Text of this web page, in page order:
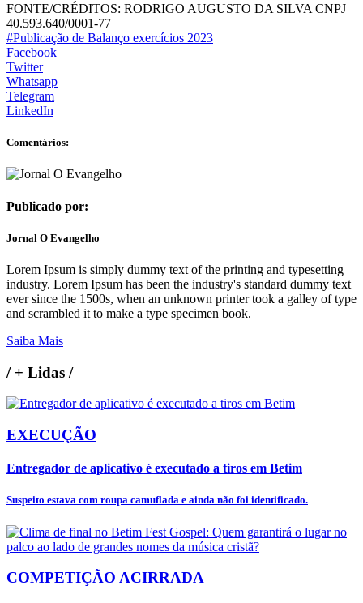
FONTE/CRÉDITOS: RODRIGO AUGUSTO DA SILVA CNPJ
40.593.640/0001-77
#Publicação de Balanço exercícios 2023
Facebook
Twitter
Whatsapp
Telegram
LinkedIn
Comentários:
Publicado por:
Jornal O Evangelho
Lorem Ipsum is simply dummy text of the printing and typesetting
industry. Lorem Ipsum has been the industry's standard dummy text
ever since the 1500s, when an unknown printer took a galley of type
and scrambled it to make a type specimen book.
Saiba Mais
/+ Lidas /
EXECUÇÃO
Entregador de aplicativo é executado a tiros em Betim
Suspeito estava com roupa camuflada e ainda não foi identificado.
COMPETIÇÃO ACIRRADA